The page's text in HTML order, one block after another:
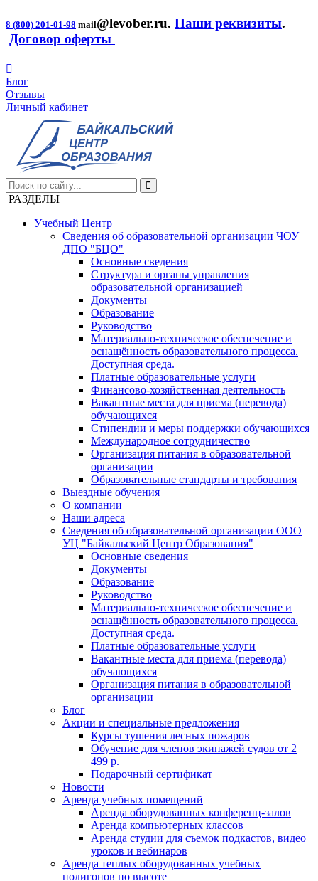
8 (800) 201-01-98 mail@levober.ru. Наши реквизиты.
Договор оферты
Блог
Отзывы
Личный кабинет
РАЗДЕЛЫ
Учебный Центр
Сведения об образовательной организации ЧОУ
ДПО "БЦО"
Основные сведения
Структура и органы управления
образовательной организацией
Документы
Образование
Руководство
Материально-техническое обеспечение и
оснащённость образовательного процесса.
Доступная среда.
Платные образовательные услуги
Финансово-хозяйственная деятельность
Вакантные места для приема (перевода)
обучающихся
Стипендии и меры поддержки обучающихся
Международное сотрудничество
Организация питания в образовательной
организации
Образовательные стандарты и требования
Выездные обучения
О компании
Наши адреса
Сведения об образовательной организации ООО
УЦ "Байкальский Центр Образования"
Основные сведения
Документы
Образование
Руководство
Материально-техническое обеспечение и
оснащённость образовательного процесса.
Доступная среда.
Платные образовательные услуги
Вакантные места для приема (перевода)
обучающихся
Организация питания в образовательной
организации
Блог
Акции и специальные предложения
Курсы тушения лесных пожаров
Обучение для членов экипажей судов от 2
499 р.
Подарочный сертификат
Новости
Аренда учебных помещений
Аренда оборудованных конференц-залов
Аренда компьютерных классов
Аренда студии для съемок подкастов, видео
уроков и вебинаров
Аренда теплых оборудованных учебных
полигонов по высоте